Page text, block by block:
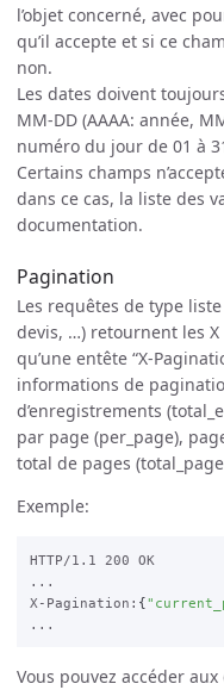
l’objet concerné, avec
qu’il accepte et si ce
non.
Les dates doivent
MM-DD (AAAA: année,
numéro du jour de 01 à
Certains champs
dans ce cas, la liste des
documentation.
Pagination
Les requêtes de type
devis, …) retournent les
qu’une entête “X-
informations de
d’enregistrements
par page (per_page),
total de pages
Exemple:
HTTP/1.1 200 OK
...
X-Pagination: {
Vous pouvez accéder